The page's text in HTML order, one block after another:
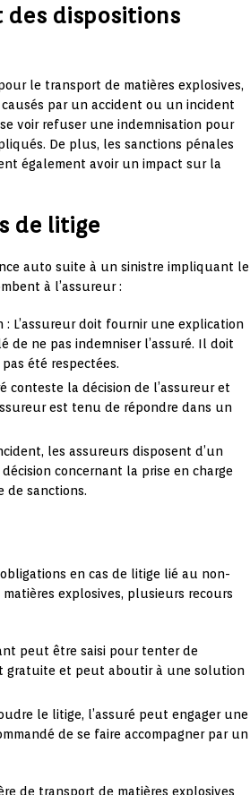
des dispositions
le transport de matières explosives,
par un accident ou un incident
voir refuser une indemnisation pour
De plus, les sanctions pénales
également avoir un impact sur la
de litige
auto suite à un sinistre impliquant le
à l’assureur :
: L’assureur doit fournir une explication
de ne pas indemniser l’assuré. Il doit
été respectées.
conteste la décision de l’assureur et
est tenu de répondre dans un
les assureurs disposent d’un
concernant la prise en charge
de sanctions.
en cas de litige lié au non-
explosives, plusieurs recours
peut être saisi pour tenter de
gratuite et peut aboutir à une solution
le litige, l’assuré peut engager une
de se faire accompagner par un
de transport de matières explosives